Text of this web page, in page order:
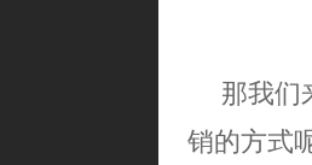
那我们
销的方式